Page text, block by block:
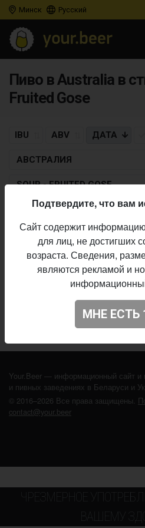
Минск Русский
Пиво в Australia в
Fruited Gose
IBU ABV ДАТА
АВСТРАЛИЯ
SOUR - FRUITED GOSE
Tomato Goze
Sour - Fruited Gose •
Не нашли ваш бар или
ДОБАВЬТЕ
Your.Beer — информационный сайт и
и пивных заведениях в Беларуси и
© 2016–2026 Все права защищены.
contact@your.beer
ЧРЕЗМЕРНОЕ
ВАШЕМУ
Подтвердите, что вам
Сайт содержит
для лиц, не достигших
возраста. Сведения,
являются рекламой и
МНЕ ЕСТЬ